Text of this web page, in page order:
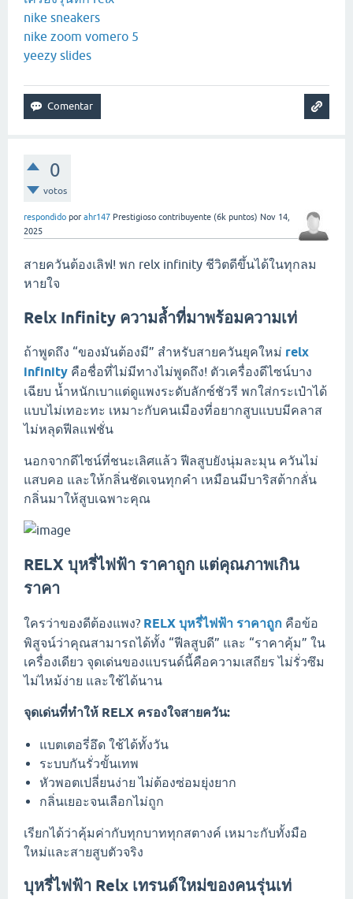
nike sneakers
nike zoom vomero 5
yeezy slides
0
votos
respondido por ahr147 Prestigioso contribuyente (6k puntos) Nov 14,
2025
สายควันต้องเลิฟ! พก relx infinity ชีวิตดีขึ้นได้ในทุกลม
หายใจ
Relx Infinity ความล้ำที่มาพร้อมความเท่
ถ้าพูดถึง “ของมันต้องมี” สำหรับสายควันยุคใหม่ relx
infinity คือชื่อที่ไม่มีทางไม่พูดถึง! ตัวเครื่องดีไซน์บาง
เฉียบ น้ำหนักเบาแต่ดูแพงระดับลักซ์ชัวรี พกใส่กระเป๋าได้
แบบไม่เทอะทะ เหมาะกับคนเมืองที่อยากสูบแบบมีคลาส
ไม่หลุดฟีลแฟชั่น
นอกจากดีไซน์ที่ชนะเลิศแล้ว ฟีลสูบยังนุ่มละมุน ควันไม่
แสบคอ และให้กลิ่นชัดเจนทุกคำ เหมือนมีบาริสต้ากลั่น
กลิ่นมาให้สูบเฉพาะคุณ
RELX บุหรี่ไฟฟ้า ราคาถูก แต่คุณภาพเกิน
ราคา
ใครว่าของดีต้องแพง? RELX บุหรี่ไฟฟ้า ราคาถูก คือข้อ
พิสูจน์ว่าคุณสามารถได้ทั้ง “ฟีลสูบดี” และ “ราคาคุ้ม” ใน
เครื่องเดียว จุดเด่นของแบรนด์นี้คือความเสถียร ไม่รั่วซึม
ไม่ไหม้ง่าย และใช้ได้นาน
จุดเด่นที่ทำให้ RELX ครองใจสายควัน:
แบตเตอรี่อึด ใช้ได้ทั้งวัน
ระบบกันรั่วขั้นเทพ
หัวพอตเปลี่ยนง่าย ไม่ต้องซ่อมยุ่งยาก
กลิ่นเยอะจนเลือกไม่ถูก
เรียกได้ว่าคุ้มค่ากับทุกบาททุกสตางค์ เหมาะกับทั้งมือ
ใหม่และสายสูบตัวจริง
บุหรี่ไฟฟ้า Relx เทรนด์ใหม่ของคนรุ่นเท่